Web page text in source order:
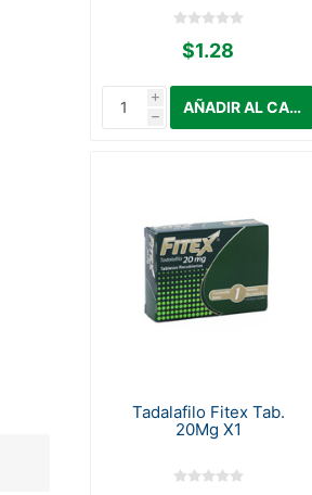
$1.28
i
h
Tadalafilo Fitex Tab.
20Mg X1